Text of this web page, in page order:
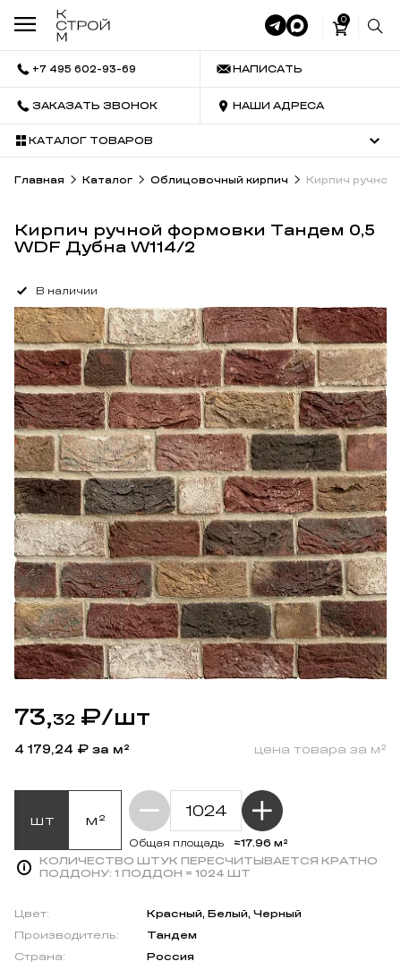
0
+7 495 602-93-69 НАПИСАТЬ
ЗАКАЗАТЬ ЗВОНОК НАШИ АДРЕСА
КАТАЛОГ ТОВАРОВ
Главная Каталог Облицовочный кирпич Кирпич ручной
Кирпич ручной формовки Тандем 0,5
WDF Дубна W114/2
В наличии
73,32 ₽/шт
4 179,24 ₽ за м² цена товара за м²
шт м²
Общая площадь
≈17.96 м²
КОЛИЧЕСТВО ШТУК ПЕРЕСЧИТЫВАЕТСЯ КРАТНО
ПОДДОНУ: 1 ПОДДОН = 1024 ШТ
Цвет:
Красный, Белый, Черный
Производитель:
Тандем
Страна:
Россия